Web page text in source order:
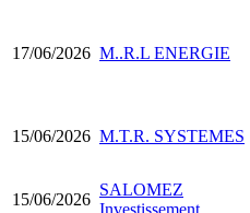
17/06/2026 M..R.L ENERGIE
15/06/2026 M.T.R. SYSTEMES
15/06/2026
SALOMEZ
Investissement